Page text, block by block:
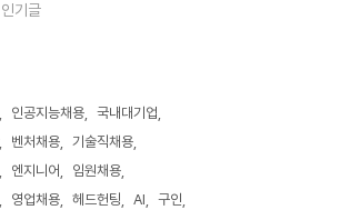
인기글
인공지능채용
국내대기업
벤처채용
기술직채용
엔지니어
임원채용
영업채용 헤드헌팅 AI
구인